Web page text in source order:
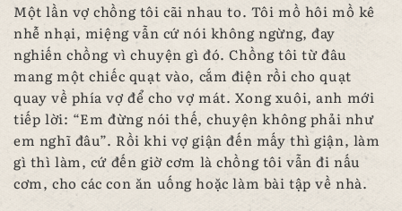
Một lần vợ chồng tôi cãi nhau to. Tôi mồ hôi mồ kê
nhễ nhại, miệng vẫn cứ nói không ngừng, đay
nghiến chồng vì chuyện gì đó. Chồng tôi từ đâu
mang một chiếc quạt vào, cắm điện rồi cho quạt
quay về phía vợ để cho vợ mát. Xong xuôi, anh mới
tiếp lời: “Em đừng nói thế, chuyện không phải như
em nghĩ đâu”. Rồi khi vợ giận đến mấy thì giận, làm
gì thì làm, cứ đến giờ cơm là chồng tôi vẫn đi nấu
cơm, cho các con ăn uống hoặc làm bài tập về nhà.